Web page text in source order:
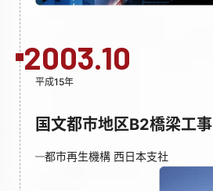
2003.10
平成15年
国文都市地区B2橋梁工事
都市再生機構 西日本支社